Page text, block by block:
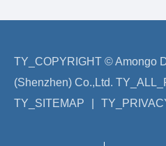
TY_COPYRIGHT ©Amongo
(Shenzhen) Co.,Ltd.
TY_SITEMAP